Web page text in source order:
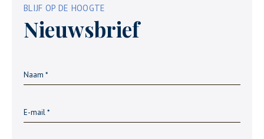
BLIJF OP DE HOOGTE
Nieuwsbrief